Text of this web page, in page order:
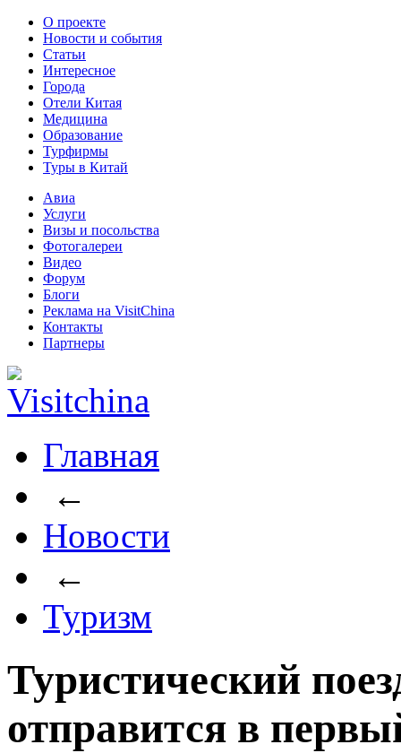
О проекте
Новости и события
Статьи
Интересное
Города
Отели Китая
Медицина
Образование
Турфирмы
Туры в Китай
Авиа
Услуги
Визы и посольства
Фотогалереи
Видео
Форум
Блоги
Реклама на VisitChina
Контакты
Партнеры
Главная
←
Новости
←
Туризм
Туристический
отправится в